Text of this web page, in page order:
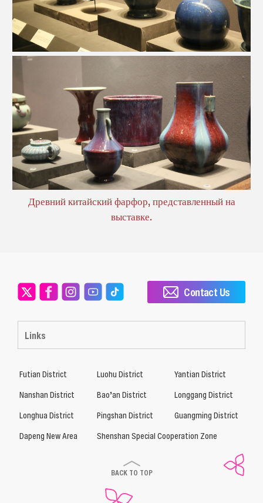
Древний китайский фарфор, представленный на
выставке.
Links
Contact Us
Futian District Luohu District
Yantian District
Nanshan District
Bao’an District
Longgang District
Longhua District
Pingshan District
Guangming District
Dapeng New Area
Shenshan Special Cooperation Zone
BACK TO TOP